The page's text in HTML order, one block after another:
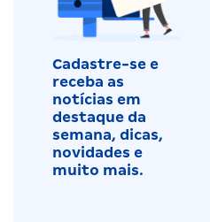
Cadastre-se e
receba as
notícias em
destaque da
semana, dicas,
novidades e
muito mais.